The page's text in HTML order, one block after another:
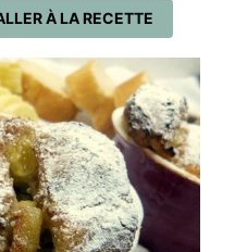
À LA RECETTE